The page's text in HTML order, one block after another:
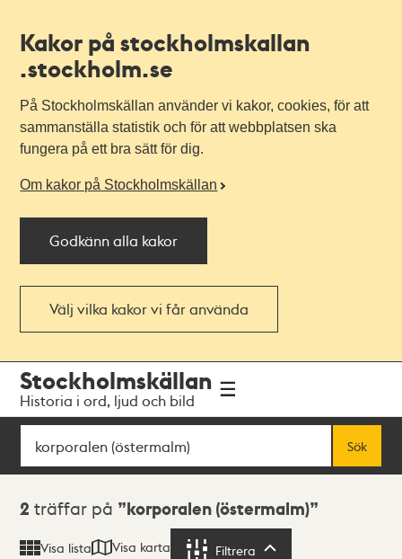
Kakor på stockholmskallan
.stockholm.se
På Stockholmskällan använder vi kakor, cookies, för att
sammanställa statistik och för att webbplatsen ska
fungera på ett bra sätt för dig.
Om kakor på Stockholmskällan
Godkänn alla kakor
Välj vilka kakor vi får använda
navigationen
huvudinnehållet
Stockholmskällan
Historia i ord, ljud och bild
Sök
Sök
Sökresultat
2 träffar på korporalen (östermalm)
Visa lista Visa karta Filtrera